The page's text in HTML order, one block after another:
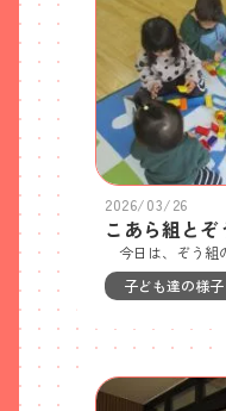
2026/03/26
こあら組と
子ども達の様子